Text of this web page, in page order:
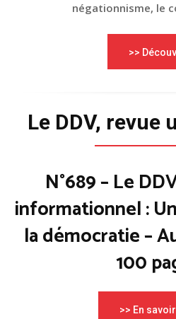
négationnisme, le
>>
Le DDV, revue
N°689 – Le
informationnel :
la démocratie –
100
>> En